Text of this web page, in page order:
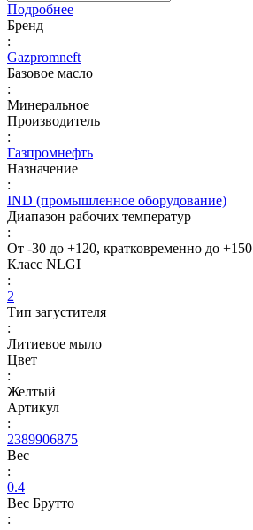
Подробнее
Бренд
:
Gazpromneft
Базовое масло
:
Минеральное
Производитель
:
Газпромнефть
Назначение
:
IND (промышленное оборудование)
Диапазон рабочих температур
:
От -30 до +120, кратковременно до +150
Класс NLGI
:
2
Тип загустителя
:
Литиевое мыло
Цвет
:
Желтый
Артикул
:
2389906875
Вес
:
0.4
Вес Брутто
: